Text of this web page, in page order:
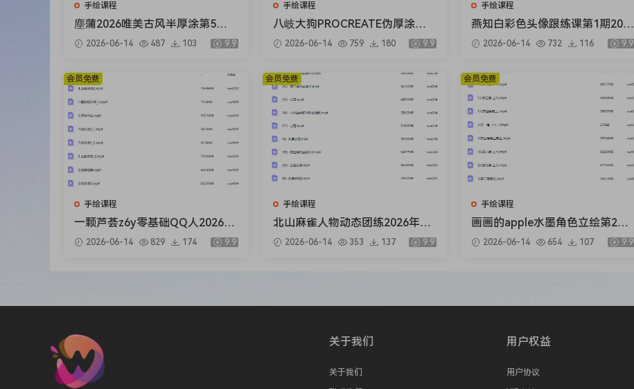
手绘课程
塵蒲2026唯美古风半厚涂第5期
基础课【画质不错有课件笔刷】
2026-06-14 487 103 9.9
手绘课程
八岐大狗PROCREATE伪厚涂风
格进阶暑假特训营2025【画质不
错只有视频】
2026-06-14 759 180 9.9
手绘课程
燕知白彩色头像跟练课第1期202
6【画质高清有课件】
2026-06-14 732 116 9.9
手绘课程
一颗芦荟z6y零基础QQ人2026
【画质高清有课件笔刷】
2026-06-14 829 174 9.9
会员免费
手绘课程
北山麻雀人物动态团练2026年1
月结课【画质高清只有视频】
2026-06-14 353 137 9.9
会员免费
手绘课程
画画的apple水墨角色立绘第2期
【画质还可以只有视频】
2026-06-14 654 107 9.9
会员免费
关于我们
关于我们
用户权益
用户协议